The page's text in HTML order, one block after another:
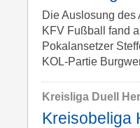
Die Auslosung des
KFV Fußball fand
Pokalansetzer
KOL-Partie
Kreisliga Duell
Kreisobeliga